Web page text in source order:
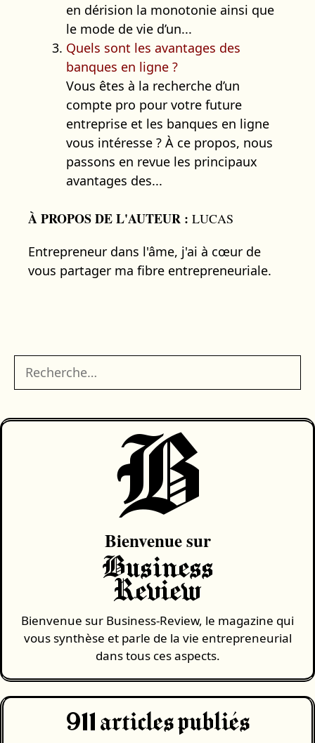
en dérision la monotonie ainsi que
le mode de vie d’un...
Quels sont les avantages des
banques en ligne ?
Vous êtes à la recherche d’un
compte pro pour votre future
entreprise et les banques en ligne
vous intéresse ? À ce propos, nous
passons en revue les principaux
avantages des...
À PROPOS DE L'AUTEUR : LUCAS
Entrepreneur dans l'âme, j'ai à cœur de
vous partager ma fibre entrepreneuriale.
B
Bienvenue sur
Business
Review
Bienvenue sur Business-Review, le magazine qui
vous synthèse et parle de la vie entrepreneurial
dans tous ces aspects.
911 articles publiés